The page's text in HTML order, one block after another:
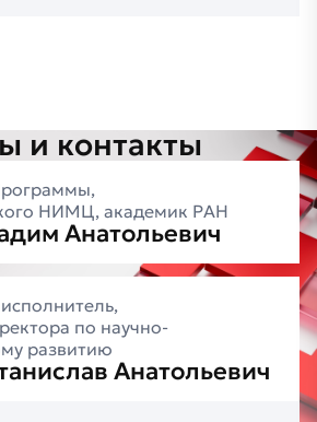
и контакты
НИМЦ, академик РАН
Анатольевич
по научно-
развитию
Анатольевич